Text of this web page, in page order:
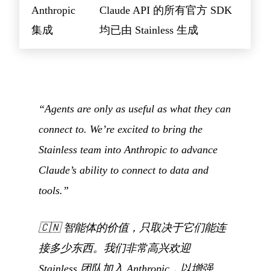
Anthropic
集成
Claude API 的所有官方 SDK
均已由 Stainless 生成
“Agents are only as useful as what they can
connect to. We’re excited to bring the
Stainless team into Anthropic to advance
Claude’s ability to connect to data and
tools.”
🇨🇳智能体的价值，只取决于它们能连
接多少东西。我们非常高兴欢迎
Stainless 团队加入 Anthropic，以增强